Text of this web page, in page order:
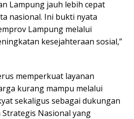
Lampung jauh lebih cepat
nasional. Ini bukti nyata
Lampung melalui
kesejahteraan sosial,”
memperkuat layanan
kurang mampu melalui
sekaligus sebagai dukungan
Nasional yang